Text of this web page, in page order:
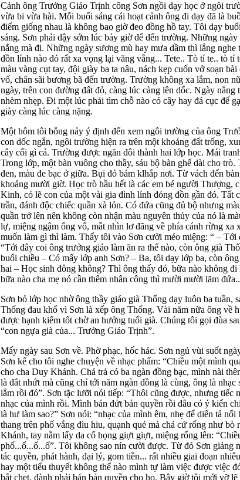
Cảnh ông Trưởng Giáo Trịnh công Sơn ngồi dạy học ở ngôi
vừa bi vừa hài. Mỗi buổi sáng cái hoạt cảnh ông đi dạy đã là
điểm giống nhau là không bao giờ đeo đồng hồ tay. Tôi dạy
sáng. Sơn phải dậy sớm lúc bảy giờ để đến trường. Những
nắng mà đi. Những ngày sương mù hay mưa dầm thì lắng nghe
đồn lính nào đó rất xa vọng lại văng vẳng... Tete.. Tò tí te.. tò tí
màu vàng cụt tay, đội giày ba ta nâu, nách kẹp cuốn vở soạn
vố, chân sãi bương bã đến trường. Trường không xa lắm, non
ngày, trên con đường đất đỏ, càng lúc càng lên dốc. Ngày
nhèm nhẹp. Đi một lúc phải tìm chỗ nào có cây hay đá cục để
giày càng lúc càng nặng.
Một hôm tôi bỗng nảy ý định đến xem ngôi trường của ông
con dốc ngắn, ngôi trường hiện ra trên một khoảng đất trống,
cây cối gì cả. Trường được ngăn đôi thành hai lớp học. Mái
Trong lớp, một bàn vuông cho thầy, sáu bộ bàn ghế dài cho trò.
đen, màu đe bạc ở giữa. Bụi đỏ bám klhắp nơi. Từ vách đến
khoảng mười giờ. Học trò hầu hết là các em bé người Thượng,
Kinh, có lẽ con của một vài gia đình lính đóng đồn gần đó. Tất
trần, đánh độc chiếc quần xà lỏn. Có đứa cũng đủ bộ nhưng
quần trở lên nên không còn nhận màu nguyên thủy của nó là
lự, miệng ngậm ống vố, mắt nhìn lơ đãng về phía cánh rừng xa
muốn làm gì thì làm. Thấy tôi vào Sơn cười méo miệng: “ – Tới
“Tới đây coi ông trưởng giáo làm ăn ra thế nào, còn ông già
buổi chiều – Có mấy lớp anh Sơn? – Ba, tôi dạy lớp ba, còn
hai – Học sinh đông không? Thì ông thấy đó, bữa nào không đi
bữa nào cha mẹ nó cần thêm nhân công thì mười mười lăm
Sơn bỏ lớp học nhờ ông thầy giáo già Thống dạy luôn ba tuần,
Thống đau khổ vì Sơn là xếp ông Thống. Vài năm nữa ông về
được hạnh kiểm tốt chờ an hưởng tuổi già. Chúng tôi gọi đùa
“con ngựa già của... Trưởng Giáo Trịnh”.
Mấy ngày sau Sơn về. Phờ phạc, hốc hác. Sơn ngủ vùi suốt
Sơn kể cho tôi nghe chuyện về nhạc phẩm: “Chiều một mình
cho cha Duy Khánh. Chả trả có ba ngàn đồng bạc, mình nài
là đắt nhứt mà cũng chỉ tới năm ngàn đồng là cùng, ông là
lắm rồi đó”. Sơn tặc lưỡi nói tiếp: “Thôi cũng được, nhưng tiếc
nhạc của mình rồi. Mình bán đứt bản quyền rồi đâu có ý kiến
là hư làm sao?” Sơn nói: “nhạc của mình êm, nhẹ để diển tả
thang trên phố vắng đìu hiu, quạnh quẻ mà chả cứ rống như bò
Khánh, tay nắm lấy da cổ họng giựt giựt, miệng rống lên:
phố...ố...ố...ố”. Tôi không sao nín cười được. Từ đó Sơn giảng
tác quyền, phát hành, đại lý, gom tiền... rất nhiều giai đoạn
hay một tiểu thuyết không thể nào mình tự làm việc được việc
bắt chẹt, đành phải bán bản quyền cho họ. Bây giờ tôi mới vỡ